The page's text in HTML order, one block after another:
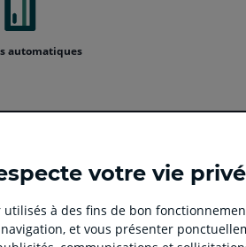
votre vie
à des fins de bon
et vous présenter
automatiques
Ouvert
dans
un
nouvel
Ouvert
dans
un
nouvel
Ouvert
dans
un
nouvel
SITES SPECIALISES